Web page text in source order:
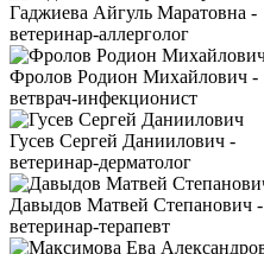
Гаджиева Айгуль Маратовна -
ветеринар-аллерголог
Фролов Родион Михайлович -
ветврач-инфекционист
Гусев Сергей Даниилович -
ветеринар-дерматолог
Давыдов Матвей Степанович -
ветеринар-терапевт